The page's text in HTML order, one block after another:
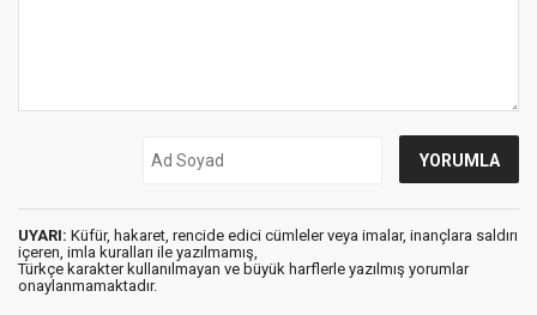
UYARI: Küfür, hakaret, rencide edici cümleler veya imalar, inançlara saldırı
içeren, imla kuralları ile yazılmamış,
Türkçe karakter kullanılmayan ve büyük harflerle yazılmış yorumlar
onaylanmamaktadır.